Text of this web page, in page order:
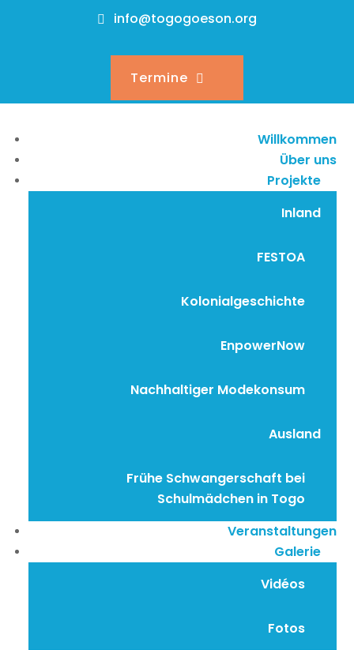
info@togogoeson.org
Termine
Willkommen
Über uns
Projekte
Inland
FESTOA
Kolonialgeschichte
EnpowerNow
Nachhaltiger Modekonsum
Ausland
Frühe Schwangerschaft bei
Schulmädchen in Togo
Veranstaltungen
Galerie
Vidéos
Fotos